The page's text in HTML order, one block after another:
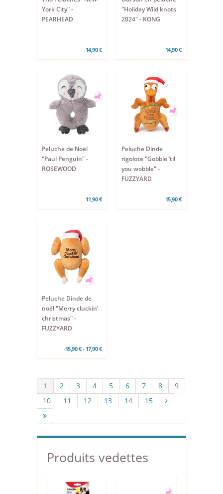
York City" -
PEARHEAD
14,90 €
"Holiday Wild knots
2024" - KONG
14,90 €
Peluche de Noël
"Paul Penguin" -
ROSEWOOD
11,90 €
Peluche Dinde
rigolote "Gobble ‘til
you wobble" -
FUZZYARD
15,90 €
Peluche Dinde de
noël "Merry cluckin’
christmas" -
FUZZYARD
15,90 € - 17,90 €
1 2 3 4 5 6 7 8
9
10
11 12 13 14 15
Produits vedettes